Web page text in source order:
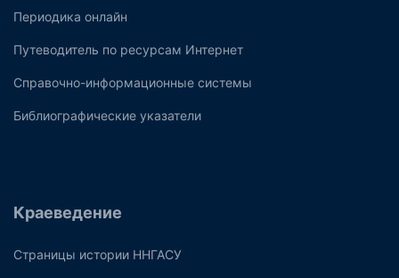
Периодика онлайн
Путеводитель по ресурсам Интернет
Справочно-информационные системы
Библиографические указатели
Краеведение
Страницы истории ННГАСУ